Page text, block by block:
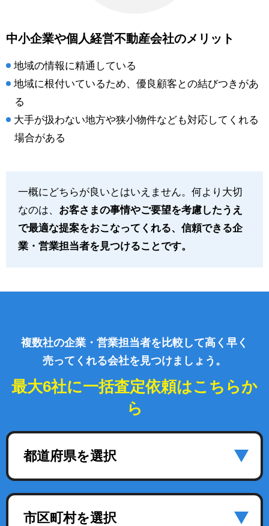
中小企業や個人経営不動産会社のメリット
地域の情報に精通している
地域に根付いているため、優良顧客との結びつきがあ
る
大手が扱わない地方や狭小物件なども対応してくれる
場合がある
一概にどちらが良いとはいえません。何より大切
なのは、 お客さまの事情やご要望を考慮したうえ
で最適な提案をおこなってくれる、信頼できる企
業・営業担当者を見つけることです。
複数社の企業・営業担当者を比較して高く早く
売ってくれる会社を見つけましょう。
最大6社に一括査定依頼はこちらか
ら
都道府県を選択
市区町村を選択